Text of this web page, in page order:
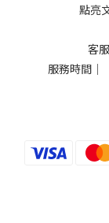
點亮
客
服務時間｜